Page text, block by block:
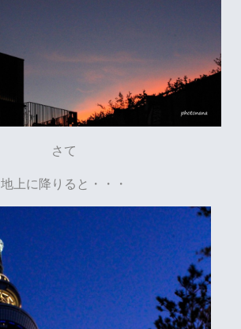
さて
地上に降りると・・・